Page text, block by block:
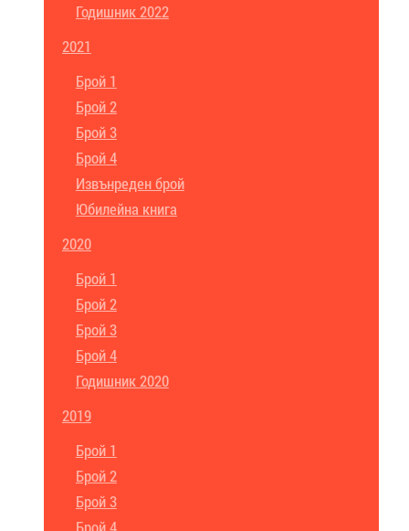
Годишник 2022
2021
Брой 1
Брой 2
Брой 3
Брой 4
Извънреден брой
Юбилейна книга
2020
Брой 1
Брой 2
Брой 3
Брой 4
Годишник 2020
2019
Брой 1
Брой 2
Брой 3